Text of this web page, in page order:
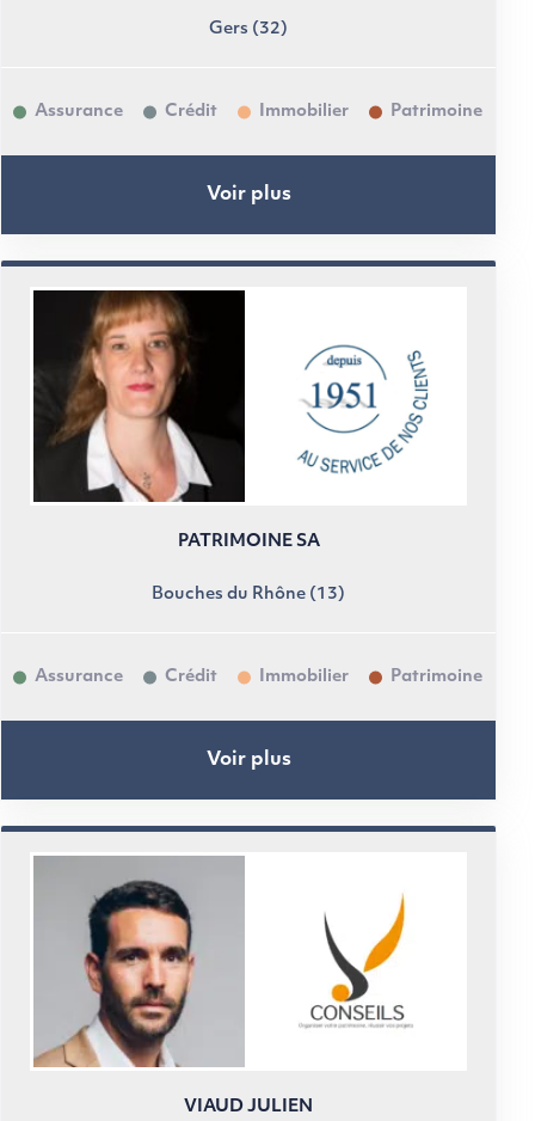
Gers (32)
Assurance Crédit Immobilier Patrimoine
Voir plus
PATRIMOINE SA
Bouches du Rhône (13)
Assurance Crédit Immobilier Patrimoine
Voir plus
VIAUD JULIEN